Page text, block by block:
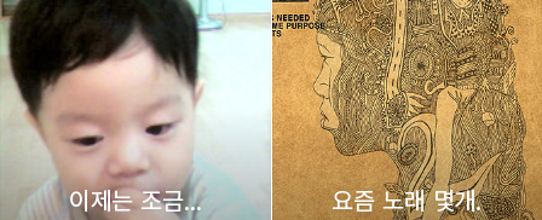
bravesjb@gmail.com, South Korea, Since 2004
구독하기
구독하기 카카오톡 라인 트위터
카카오스토리 밴드 네이버 블로그
이제는 조금... 요즘 노래 몇개.